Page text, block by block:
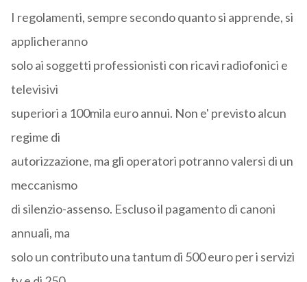
I regolamenti, sempre secondo quanto si apprende, si
applicheranno
solo ai soggetti professionisti con ricavi radiofonici e
televisivi
superiori a 100mila euro annui. Non e' previsto alcun
regime di
autorizzazione, ma gli operatori potranno valersi di un
meccanismo
di silenzio-assenso. Escluso il pagamento di canoni
annuali, ma
solo un contributo una tantum di 500 euro per i servizi